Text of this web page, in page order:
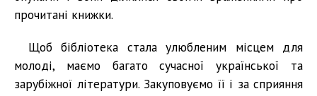
прочитані книжки.
Щоб бібліотека стала улюбленим місцем для
молоді, маємо багато сучасної української та
зарубіжної літератури. Закуповуємо її і за сприяння